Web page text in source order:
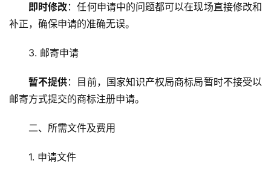
即时修改：任何申请中的问题都可以在现场直接修改和
补正，确保申请的准确无误。
3. 邮寄申请
暂不提供：目前，国家知识产权局商标局暂时不接受以
邮寄方式提交的商标注册申请。
二、所需文件及费用
1. 申请文件